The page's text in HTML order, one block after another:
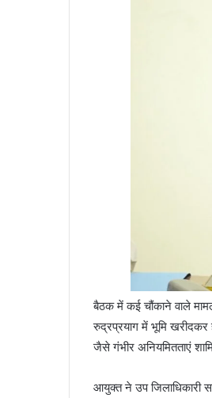
बैठक में कई चौंकाने वाले
रुद्रप्रयाग में भूमि खरीदकर
जैसे गंभीर अनियमितताएं
आयुक्त ने उप जिलाधिकारी